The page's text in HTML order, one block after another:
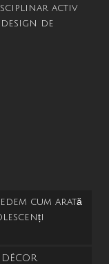
activ
de
cum arată